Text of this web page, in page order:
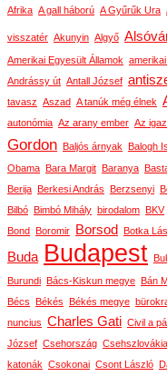
Afrika A gall háború A Gyűrűk Ura
visszatér Akunyin Algyő
Amerikai Egyesült Államok
Andrássy út Antall József
tavasz Aszad A tanúk még élnek
autonómia Az arany ember Az
Gordon Baljós árnyak Balogh
Obama Bara Margit Baranya
Berija Berkesi András Berzsenyi
Bilbó Bimbó Mihály birodalom BKV
Bond Boromir Borsod Botka
Buda Budapest
Burundi Bács-Kiskun megye Bán
Bécs Békés Békés megye
nuncius Charles Gati Civil a
József Csehország Csehszlovákia
katonák Csokonai Csont László